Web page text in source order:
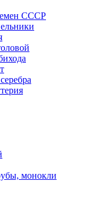
СССР
монокли